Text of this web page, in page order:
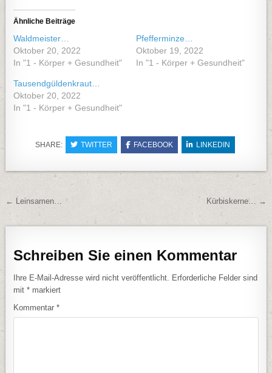
Ähnliche Beiträge
Waldmeister…
Oktober 20, 2022
In "1 - Körper + Gesundheit"
Pfefferminze…
Oktober 19, 2022
In "1 - Körper + Gesundheit"
Tausendgüldenkraut…
Oktober 20, 2022
In "1 - Körper + Gesundheit"
SHARE: TWITTER FACEBOOK LINKEDIN
Beitragsnavigation Kürbiskerne… →
← Leinsamen…
Schreiben Sie einen Kommentar
Ihre E-Mail-Adresse wird nicht veröffentlicht.
Erforderliche Felder sind
mit* markiert
Kommentar*